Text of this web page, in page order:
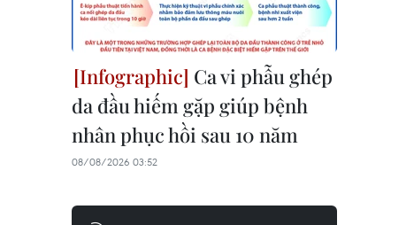
Ca vi phẫu ghép
da đầu hiếm gặp giúp bệnh
nhân phục hồi sau 10 năm
08/08/2026 03:52